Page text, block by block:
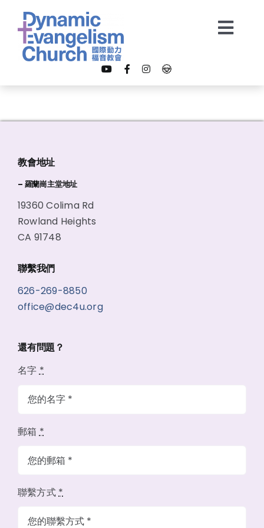
content
教會事工
多媒體
線上報名
教會地址
– 羅蘭崗主堂地址
19360 Colima Rd
Rowland Heights
CA 91748
聯繫我們
626-269-8850
office@dec4u.org
還有問題？
名字*
郵箱*
聯繫方式*